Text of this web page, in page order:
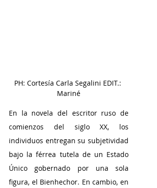
PH: Cortesía Carla Segalini EDIT.:
Mariné
En la novela del escritor ruso de
comienzos del siglo XX, los
individuos entregan su subjetividad
bajo la férrea tutela de un Estado
Único gobernado por una sola
figura, el Bienhechor. En cambio, en